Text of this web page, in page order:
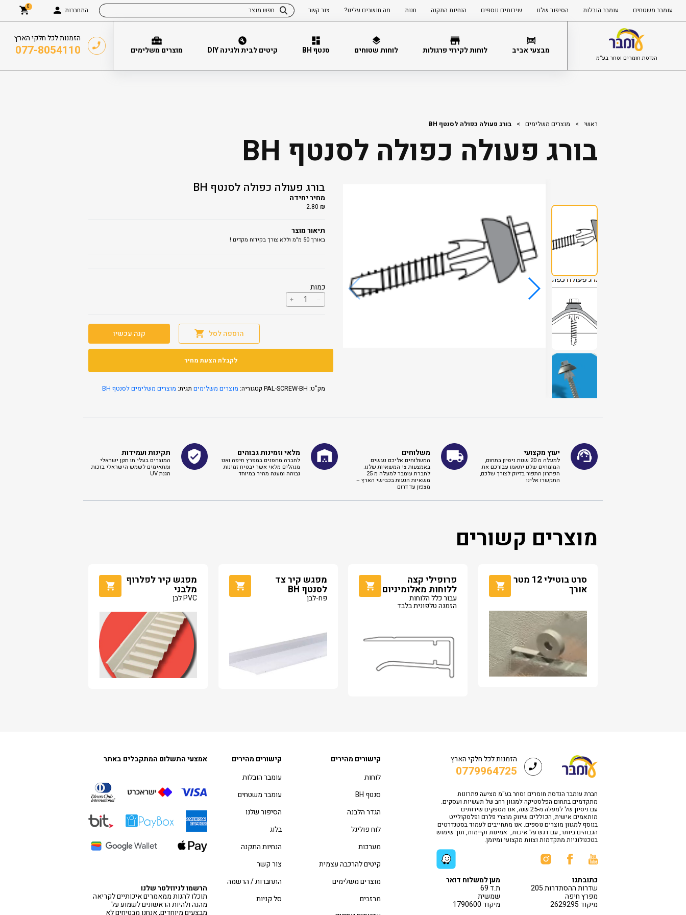
עומבר משטחים עומבר הובלות הסיפור שלנו שירותים נוספים הנחיות התקנה חנות מה חושבים עלינו? צור קשר התחברות 0
הנדסת חומרים וסחר בע”מ
מבצעי אביב לוחות לקירוי פרגולות לוחות שטוחים סנטף BH קיטים לבית ולגינה DIY מוצרים משלימים
הזמנות לכל חלקי הארץ
077-8054110
ראשי > מוצרים משלימים > בורג פעולה כפולה לסנטף BH
בורג פעולה כפולה לסנטף BH
בורג פעולה כפולה לסנטף BH
מחיר יחידה
2.80₪
תיאור מוצר
באורך 50 מ"מ וללא צורך בקידוח מקדים !
כמות
--
כמות
של
+
הוספה לסל קנה עכשיו
לקבלת הצעת מחיר
מק"ט: PAL-SCREW-BH קטגוריה: מוצרים משלימים תגית: מוצרים משלימים לסנטף BH
יעוץ מקצועי
למעלה מ 20 שנות ניסיון בתחום,
המומחים שלנו יתאמו עבורכם את
הפתרון התפור בדיוק לצורך שלכם,
התקשרו אלינו ​
משלוחים
המשלוחים אליכם נעשים
באמצעות צי המשאיות שלנו.
לחברת עומבר למעלה מ 25
משאיות הנעות בכבישי הארץ –
מצפון עד דרום
מלאי וזמינות גבוהים
לחברה מחסנים במפרץ חיפה ואנו
מנהלים מלאי אשר יבטיח זמינות
גבוהה ומענה מהיר במיוחד
תקינות ועמידות
המוצרים בעלי תו תקן ישראלי
ומתאימים לשמש הישראלי בזכות
הגנת UV
מוצרים קשורים
סרט בוטילי 12 מטר
אורך
פרופילי קצה
ללוחות מאלומיניום
עבור כלל הלוחות
הזמנה טלפונית בלבד
מפגש קיר צד
לסנטף BH
פח-לבן
מפגש קיר לפלרוף
מלבני
PVC לבן
הזמנות לכל חלקי הארץ
0779964725
חברת עומבר הנדסת חומרים וסחר בע"מ מציעה פתרונות
מתקדמים בתחום הפלסטיקה למגוון רחב של תעשיות ועסקים.
עם ניסיון של למעלה מ-25 שנה, אנו מספקים שירותים
מותאמים אישית, הכוללים שיווק מוצרי פלרם ופלסקולייט
בנוסף למגוון מוצרים נוספים. אנו מתחייבים לעמוד בסטנדרטים
הגבוהים ביותר, עם דגש על איכות, אמינות וקיימות, תוך שימוש
בטכנולוגיות מתקדמות וצוות מקצועי ומיומן.
כתובתנו
שדרות ההסתדרות 205
מפרץ חיפה
מיקוד 2629295
מען למשלוח דואר
ת.ד 69
שמשית
מיקוד 1790600
קישורים מהירים
לוחות
סנטף BH
הגדר הלבנה
לוח פוליגל
מערכות
קיטים להרכבה עצמית
מוצרים משלימים
מרזבים
קישורים מהירים
עומבר הובלות
עומבר משטחים
הסיפור שלנו
בלוג
הנחיות התקנה
צור קשר
התחברות / הרשמה
סל קניות
אמצעי התשלום המתקבלים באתר
הרשמו לניוזלטר שלנו
תוכלו להנות ממאמרים איכותיים לקריאה
מהנה ולהיות הראשונים לשמוע על
מבצעים מיוחדים, אנחנו מבטיחים לא